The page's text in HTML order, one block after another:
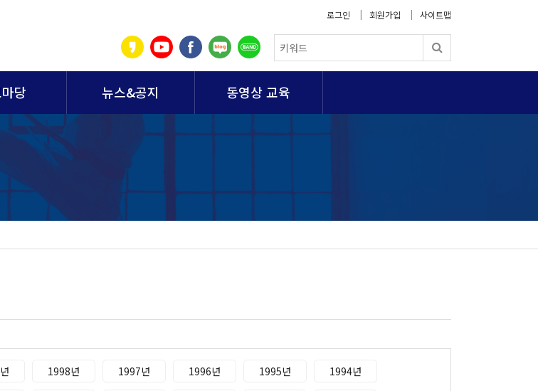
로그인 회원가입 사이트맵
당 뉴스&공지 동영상 교육
1998년 1997년 1996년 1995년 1994년